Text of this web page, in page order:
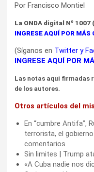
Por Francisco Montiel
La ONDA digital Nº 1007
INGRESE AQUÍ POR
(Síganos en Twitter y
INGRESE AQUÍ POR
Las notas aquí firmadas
de los autores.
Otros artículos del
En “cumbre Antifa”,
terrorista, el
comentarios
Sin limites | Trump
«A Cuba nadie nos